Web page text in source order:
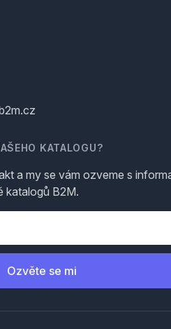
KATALOGU?
a my se vám ozveme s
katalogů B2M.
Ozvěte se mi